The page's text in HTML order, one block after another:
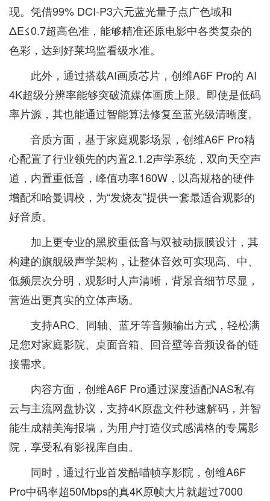
现。凭借99% DCI-P3六元蓝光量子点广色域和
ΔΕ≤0.7超高色准，能够精准还原电影中各类复杂的
色彩，达到好莱坞监看级水准。
此外，通过搭载AI画质芯片，创维A6F Pro的 AI
4K超级分辨率能够突破流媒体画质上限。即使是低码
率片源，其也能通过智能算法修复至蓝光级清晰度。
音质方面，基于家庭观影场景，创维A6F Pro精
心配置了行业领先的内置2.1.2声学系统，双向天空声
道，内置重低音，峰值功率160W，以高规格的硬件
增配和哈曼调校，为“发烧友”提供一套最适合观影的
好音质。
加上更专业的黑胶重低音与双被动振膜设计，其
构建的旗舰级声学架构，让整体音效可实现高、中、
低频层次分明，观影时人声清晰，背景音细节尽显，
营造出更真实的立体声场。
支持ARC、同轴、蓝牙等音频输出方式，轻松满
足您对家庭影院、桌面音箱、回音壁等音频设备的链
接需求。
内容方面，创维A6F Pro通过深度适配NAS私有
云与主流网盘协议，支持4K原盘文件秒速解码，并智
能生成精美海报墙，为用户打造仪式感满格的专属影
院，享受私有影视库自由。
同时，通过行业首发酷喵帧享影院，创维A6F
Pro中码率超50Mbps的真4K原帧大片就超过7000